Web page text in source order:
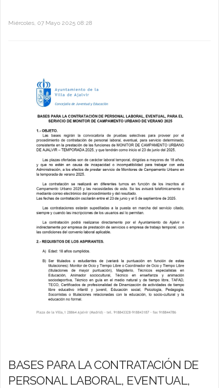
Miércoles, 07 Mayo 2025 08:28
BASES PARA LA CONTRATACIÓN DE
PERSONAL LABORAL, EVENTUAL,